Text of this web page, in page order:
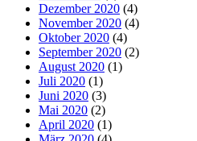
Dezember 2020 (4)
November 2020 (4)
Oktober 2020 (4)
September 2020 (2)
August 2020 (1)
Juli 2020 (1)
Juni 2020 (3)
Mai 2020 (2)
April 2020 (1)